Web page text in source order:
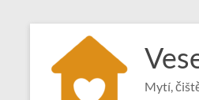
content
Mytí,